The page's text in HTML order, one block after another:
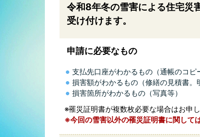
令和8年冬の雪害による住宅災
受け付けます。
申請に必要なもの
支払先口座がわかるもの（通帳のコピ
損害額がわかるもの（修繕の見積書。
損害箇所がわかるもの（写真等）
※罹災証明書が複数枚必要な場合はお申し
※今回の雪害以外の罹災証明書に関して